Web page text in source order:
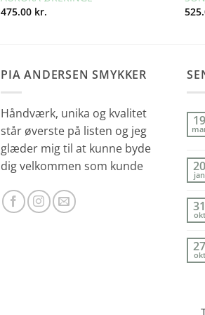
475.00 kr.
PIA ANDERSEN SMYKKER
Håndværk, unika og kvalitet
står øverste på listen og jeg
glæder mig til at kunne byde
dig velkommen som kunde
19
20
jan
31
okt
27
okt